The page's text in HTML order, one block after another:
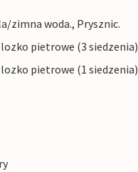
zimna woda., Prysznic.
pietrowe (3 siedzenia)
pietrowe (1 siedzenia)